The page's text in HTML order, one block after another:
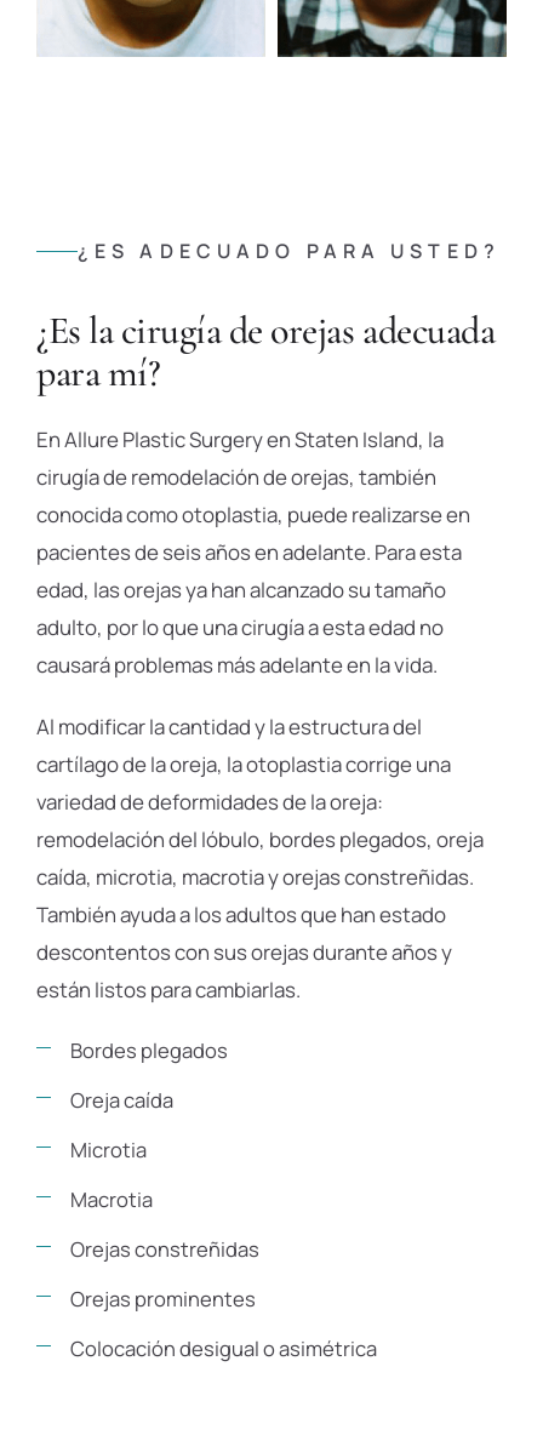
¿ES ADECUADO PARA USTED?
¿Es la cirugía de orejas adecuada
para mí?
En Allure Plastic Surgery en Staten Island, la
cirugía de remodelación de orejas, también
conocida como otoplastia, puede realizarse en
pacientes de seis años en adelante. Para esta
edad, las orejas ya han alcanzado su tamaño
adulto, por lo que una cirugía a esta edad no
causará problemas más adelante en la vida.
Al modificar la cantidad y la estructura del
cartílago de la oreja, la otoplastia corrige una
variedad de deformidades de la oreja:
remodelación del lóbulo, bordes plegados, oreja
caída, microtia, macrotia y orejas constreñidas.
También ayuda a los adultos que han estado
descontentos con sus orejas durante años y
están listos para cambiarlas.
Bordes plegados
Oreja caída
Microtia
Macrotia
Orejas constreñidas
Orejas prominentes
Colocación desigual o asimétrica